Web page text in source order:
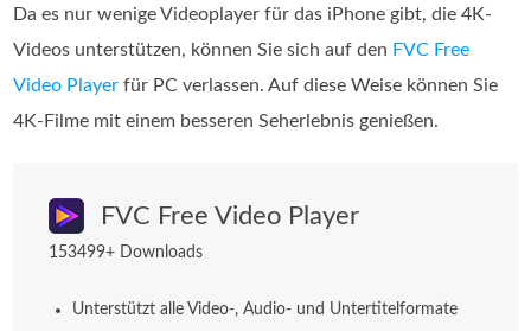
Da es nur wenige Videoplayer für das iPhone gibt, die 4K-
Videos unterstützen, können Sie sich auf den FVC Free
Video Player für PC verlassen. Auf diese Weise können Sie
4K-Filme mit einem besseren Seherlebnis genießen.
FVC Free Video Player
153499+ Downloads
Unterstützt alle Video-, Audio- und Untertitelformate